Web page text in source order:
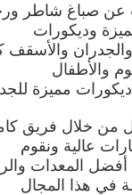
صباغ شاطر
وديكورات
والأطفال
مميزة
من خلال فريق
عالية ونقوم
أفضل المعدات
في هذا المجال